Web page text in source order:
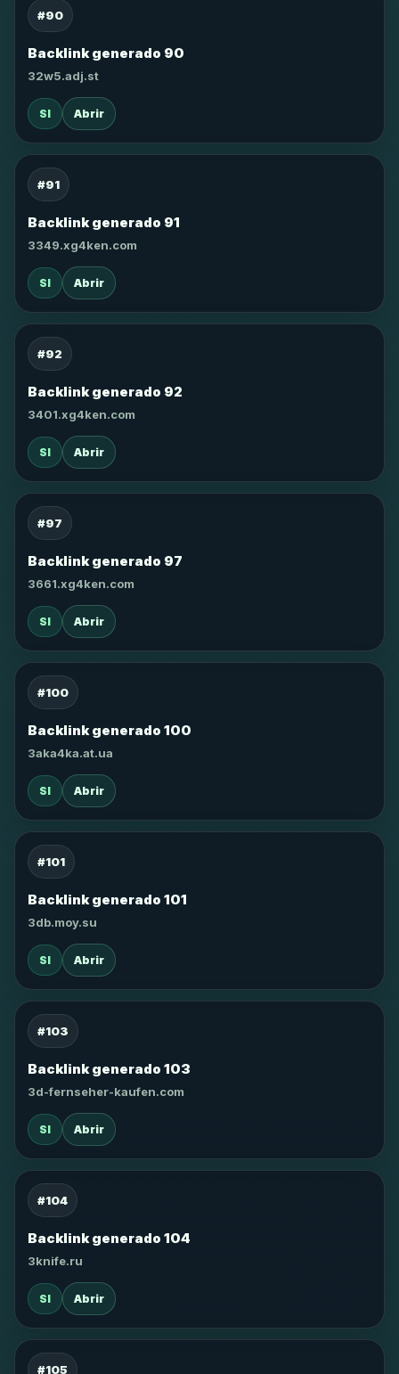
#90
Backlink generado 90
32w5.adj.st
SI Abrir
#91
Backlink generado 91
3349.xg4ken.com
SI Abrir
#92
Backlink generado 92
3401.xg4ken.com
SI Abrir
#97
Backlink generado 97
3661.xg4ken.com
SI Abrir
#100
Backlink generado 100
3aka4ka.at.ua
SI Abrir
#101
Backlink generado 101
3db.moy.su
SI Abrir
#103
Backlink generado 103
3d-fernseher-kaufen.com
SI Abrir
#104
Backlink generado 104
3knife.ru
SI Abrir
#105